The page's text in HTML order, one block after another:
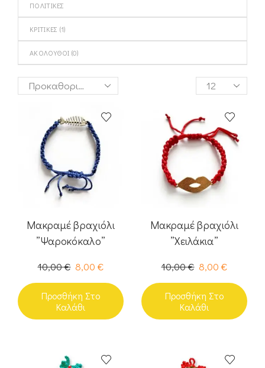
ΠΟΛΙΤΙΚΈΣ
ΚΡΙΤΙΚΈΣ (1)
ΑΚΌΛΟΥΘΟΙ (0)
Μακραμέ βραχιόλι
”Ψαροκόκαλο”
10,00€ 8,00 €
Προσθήκη Στο
Καλάθι
Μακραμέ βραχιόλι
”Χειλάκια”
10,00€ 8,00 €
Προσθήκη Στο
Καλάθι